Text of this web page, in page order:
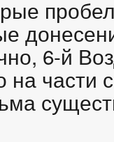
6-й
части